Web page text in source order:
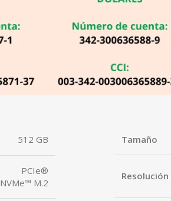
512 GB
PCIe®
NVMe™ M.2
Tamaño
Resolución